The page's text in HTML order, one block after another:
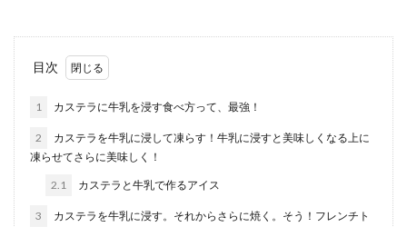
けど、冷蔵庫に入れている間にしなしなになって
しまいますよ...
目次
1 カステラに牛乳を浸す食べ方って、最強！
2
カステラを牛乳に浸して凍らす！牛乳に浸すと美味しくなる上に
凍らせてさらに美味しく！
2.1 カステラと牛乳で作るアイス
3
カステラを牛乳に浸す。それからさらに焼く。そう！フレンチト